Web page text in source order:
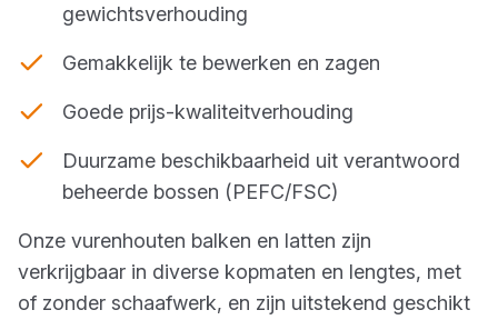
gewichtsverhouding
Gemakkelijk te bewerken en zagen
Goede prijs-kwaliteitverhouding
Duurzame beschikbaarheid uit verantwoord
beheerde bossen (PEFC/FSC)
Onze vurenhouten balken en latten zijn
verkrijgbaar in diverse kopmaten en lengtes, met
of zonder schaafwerk, en zijn uitstekend geschikt